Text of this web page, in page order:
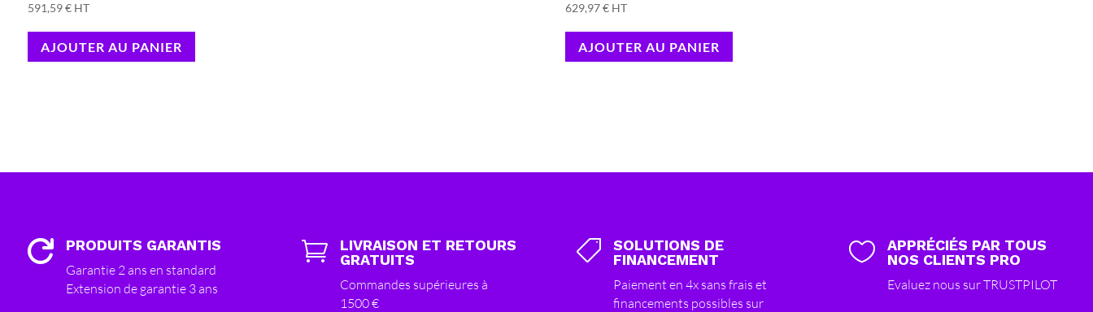
591,59€ HT
AJOUTER AU PANIER
629,97€ HT
AJOUTER AU PANIER
 PRODUITS GARANTIS
Garantie 2 ans en standard
Extension de garantie 3 ans

LIVRAISON ET RETOURS
GRATUITS
Commandes supérieures à
1500 €

SOLUTIONS DE
FINANCEMENT
Paiement en 4x sans frais et
financements possibles sur

APPRÉCIÉS PAR TOUS
NOS CLIENTS PRO
Evaluez nous sur TRUSTPILOT